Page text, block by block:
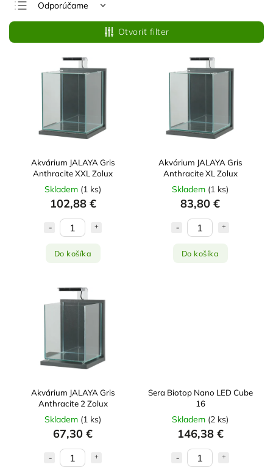
Odporúčame
Najlacnejšie
Najdrahšie
Najpredávanejšie
Otvoriť filter
Akvárium JALAYA Gris
Anthracite XXL Zolux
Skladem (1 ks)
102,88 €
Do košíka
Akvárium JALAYA Gris
Anthracite XL Zolux
Skladem (1 ks)
83,80 €
Do košíka
Akvárium JALAYA Gris
Anthracite 2 Zolux
Skladem (1 ks)
67,30 €
Sera Biotop Nano LED Cube
16
Skladem (2 ks)
146,38 €